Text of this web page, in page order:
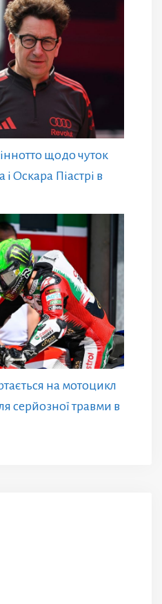
щодо чуток
Оскара Піастрі в
на мотоцикл
серйозної травми в